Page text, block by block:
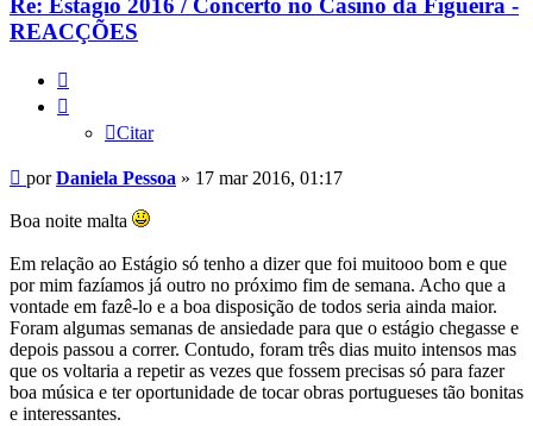
REACÇÕES
Citar
Mensagem
porDaniela Pessoa » 17 mar 2016, 01:17
Boa noite malta
Em relação ao Estágio só tenho a dizer que foi muitooo bom e que
por mim fazíamos já outro no próximo fim de semana. Acho que a
vontade em fazê-lo e a boa disposição de todos seria ainda maior.
Foram algumas semanas de ansiedade para que o estágio chegasse e
depois passou a correr. Contudo, foram três dias muito intensos mas
que os voltaria a repetir as vezes que fossem precisas só para fazer
boa música e ter oportunidade de tocar obras portugueses tão bonitas
e interessantes.